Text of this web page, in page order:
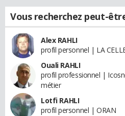
Vous recherchez peut-
Alex RAHLI
profil personnel | LA
Ouali RAHLI
profil professionnel |
métier
Lotfi RAHLI
profil personnel | ORAN